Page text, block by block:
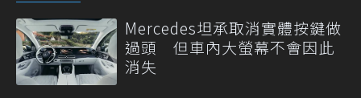
Mercedes坦承取消實體按鍵做
過頭 但車內大螢幕不會因此
消失